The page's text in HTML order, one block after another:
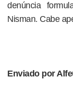
denúncia
Nisman. Cabe
Enviado por